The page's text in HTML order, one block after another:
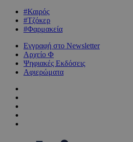
#Καιρός
#Τζόκερ
#Φαρμακεία
Εγγραφή στο Newsletter
Αρχείο Φ
Ψηφιακές Εκδόσεις
Αφιερώματα